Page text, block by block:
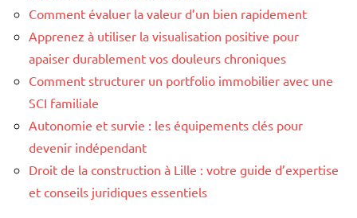
Comment évaluer la valeur d’un bien rapidement
Apprenez à utiliser la visualisation positive pour
apaiser durablement vos douleurs chroniques
Comment structurer un portfolio immobilier avec une
SCI familiale
Autonomie et survie : les équipements clés pour
devenir indépendant
Droit de la construction à Lille : votre guide d’expertise
et conseils juridiques essentiels